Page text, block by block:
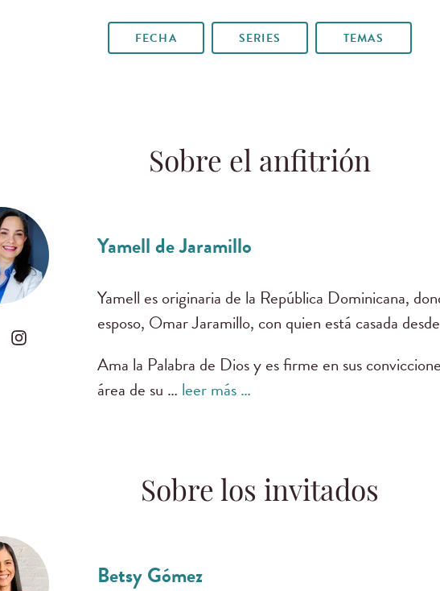
FECHA SERIES TEMAS
Sobre el anfitrión
Yamell de Jaramillo
Yamell es originaria de la República Dominicana,
esposo, Omar Jaramillo, con quien está casada
Ama la Palabra de Dios y es firme en sus
área de su … leer más …
Sobre los invitados
Betsy Gómez